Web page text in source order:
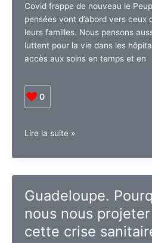
Covid frappe de nouveau le
pensées vont d’abord vers ceux
leurs familles. Nous pensons
luttent pour la vie dans les
accès aux soins en temps et en
0
Guadeloupe.
ont
guadeloupéens
sans
:
Lire la suite »
Guadeloupe.
nous nous
cette crise